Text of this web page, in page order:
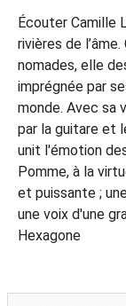
Écouter Camille
rivières de
nomades, elle
imprégnée par
monde. Avec sa
par la guitare et
unit l'émotion
Pomme, à la
et puissante ;
une voix d'une
Hexagone